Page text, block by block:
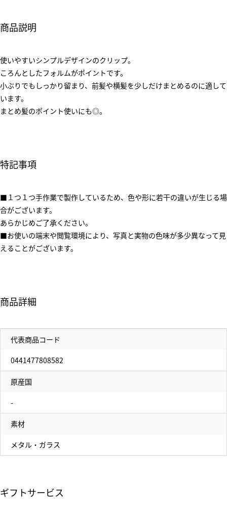
商品説明
使いやすいシンプルデザインのクリップ。
ころんとしたフォルムがポイントです。
小ぶりでもしっかり留まり、前髪や横髪を少しだけまとめるのに適して
います。
まとめ髪のポイント使いにも◎。
特記事項
■１つ１つ手作業で製作しているため、色や形に若干の違いが生じる場
合がございます。
あらかじめご了承ください。
■お使いの端末や閲覧環境により、写真と実物の色味が多少異なって見
えることがございます。
商品詳細
代表商品コード
0441477808582
原産国
-
素材
メタル・ガラス
ギフトサービス